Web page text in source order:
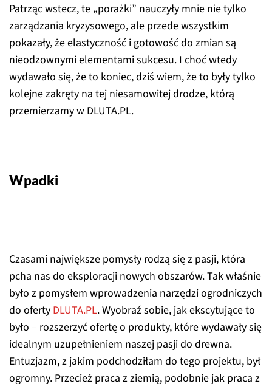
Patrząc wstecz, te „porażki” nauczyły mnie nie tylko
zarządzania kryzysowego, ale przede wszystkim
pokazały, że elastyczność i gotowość do zmian są
nieodzownymi elementami sukcesu. I choć wtedy
wydawało się, że to koniec, dziś wiem, że to były tylko
kolejne zakręty na tej niesamowitej drodze, którą
przemierzamy w DLUTA.PL.
Wpadki
Czasami największe pomysły rodzą się z pasji, która
pcha nas do eksploracji nowych obszarów. Tak właśnie
było z pomysłem wprowadzenia narzędzi ogrodniczych
do oferty DLUTA.PL. Wyobraź sobie, jak ekscytujące to
było – rozszerzyć ofertę o produkty, które wydawały się
idealnym uzupełnieniem naszej pasji do drewna.
Entuzjazm, z jakim podchodziłam do tego projektu, był
ogromny. Przecież praca z ziemią, podobnie jak praca z